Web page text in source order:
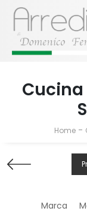
Home-
Marca